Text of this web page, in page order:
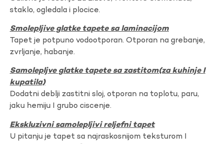
staklo, ogledala i plocice.
Smolepljive glatke tapete sa laminacijom
Tapet je potpuno vodootporan. Otporan na grebanje,
zvrljanje, habanje.
Samolepljve glatke tapete sa zastitom(za kuhinje I
kupatila)
Dodatni deblji zastitni sloj, otporan na toplotu, paru,
jaku hemiju I grubo ciscenje.
Ekskluzivni samolepljivi reljefni tapet
U pitanju je tapet sa najraskosnijom teksturom I